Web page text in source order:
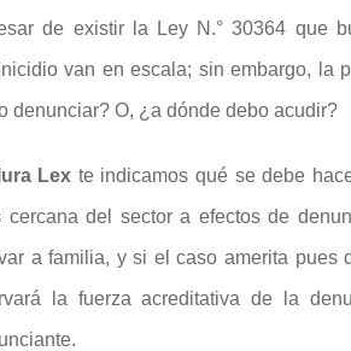
de existir la Ley N.° 30364 que
van en escala; sin embargo, la
denunciar? O, ¿a dónde debo acudir?
Iura Lex te indicamos qué se debe
cercana del sector a efectos de
a familia, y si el caso amerita pues
la fuerza acreditativa de la